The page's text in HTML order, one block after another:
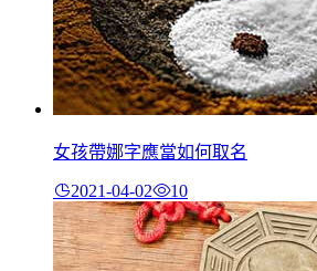
女孩帶娜字應當如何取名
2021-04-02 10